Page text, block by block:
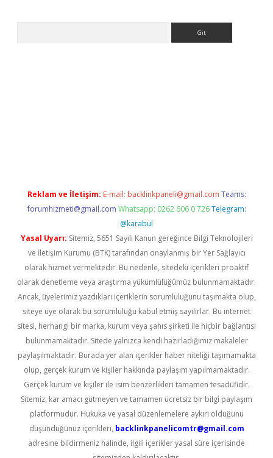
Reklam ve İletişim: E-mail: backlinkpaneli@gmail.com Teams:
forumhizmeti@gmail.com Whatsapp: 0262 606 0 726 Telegram:
@karabul
Yasal Uyarı: Sitemiz, 5651 Sayılı Kanun gereğince Bilgi Teknolojileri
ve İletişim Kurumu (BTK) tarafından onaylanmış bir Yer Sağlayıcı
olarak hizmet vermektedir. Bu nedenle, sitedeki içerikleri proaktif
olarak denetleme veya araştırma yükümlülüğümüz bulunmamaktadır.
Ancak, üyelerimiz yazdıkları içeriklerin sorumluluğunu taşımakta olup,
siteye üye olarak bu sorumluluğu kabul etmiş sayılırlar. Bu internet
sitesi, herhangi bir marka, kurum veya şahıs şirketi ile hiçbir bağlantısı
bulunmamaktadır. Sitede yalnızca kendi hazırladığımız makaleler
paylaşılmaktadır. Burada yer alan içerikler haber niteliği taşımamakta
olup, gerçek kurum ve kişiler hakkında paylaşım yapılmamaktadır.
Gerçek kurum ve kişiler ile isim benzerlikleri tamamen tesadüfidir.
Sitemiz, kar amacı gütmeyen ve tamamen ücretsiz bir bilgi paylaşım
platformudur. Hukuka ve yasal düzenlemelere aykırı olduğunu
düşündüğünüz içerikleri, backlinkpanelicomtr@gmail.com
adresine bildirmeniz halinde, ilgili içerikler yasal süre içerisinde